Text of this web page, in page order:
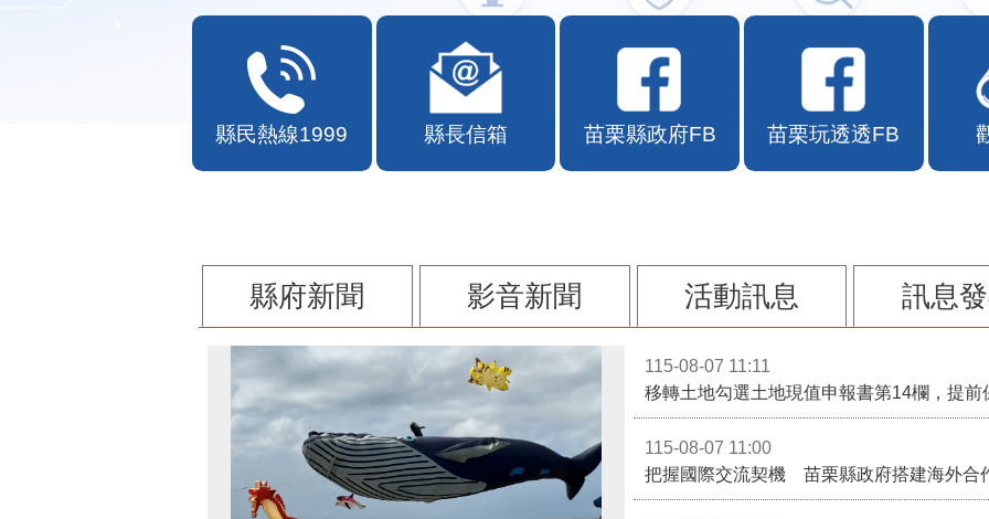
縣民熱線1999 縣長信箱 苗栗縣政府FB 苗栗玩透透FB
縣府新聞 影音新聞 活動訊息 訊息
115-08-07 11:11
移轉土地勾選土地現值申報書第14欄，提前
115-08-07 11:00